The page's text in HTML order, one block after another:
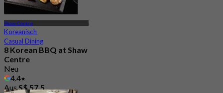
Shaw Centre
Koreanisch
Casual Dining
8 Korean BBQ at Shaw
Centre
Neu
4.4
AusS$ 57.5